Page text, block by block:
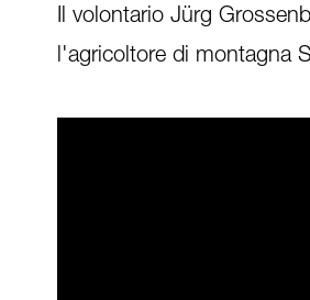
Il volontario Jürg
l'agricoltore di montagna